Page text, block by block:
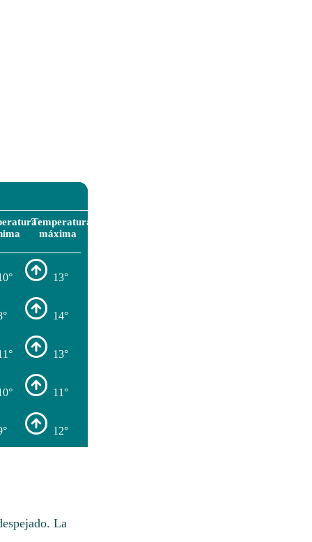
Temperatura
máxima
13°
14°
13°
11°
12°
La